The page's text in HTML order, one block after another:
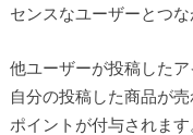
センスなユーザーとつな
他ユーザーが投稿した
自分の投稿した商品が
ポイントが付与されます